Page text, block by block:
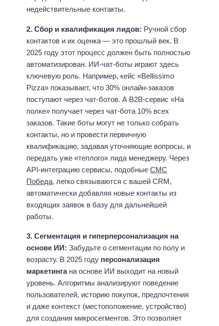
недействительные контакты.
2. Сбор и квалификация лидов: Ручной сбор
контактов и их оценка — это прошлый век. В
2025 году этот процесс должен быть полностью
автоматизирован. ИИ-чат-боты играют здесь
ключевую роль. Например, кейс «Bellissimo
Pizza» показывает, что 30% онлайн-заказов
поступают через чат-ботов. А B2B-сервис «На
полке» получает через чат-бота 10% всех
заказов. Такие боты могут не только собрать
контакты, но и провести первичную
квалификацию, задавая уточняющие вопросы, и
передать уже «теплого» лида менеджеру. Через
API-интеграцию сервисы, подобные СМС
Победа, легко связываются с вашей CRM,
автоматически добавляя новые контакты из
входящих заявок в базу для дальнейшей
работы.
3. Сегментация и гиперперсонализация на
основе ИИ: Забудьте о сегментации по полу и
возрасту. В 2025 году персонализация
маркетингана основе ИИ выходит на новый
уровень. Алгоритмы анализируют поведение
пользователей, историю покупок, предпочтения
и даже контекст (местоположение, устройство)
для создания микросегментов. Это позволяет